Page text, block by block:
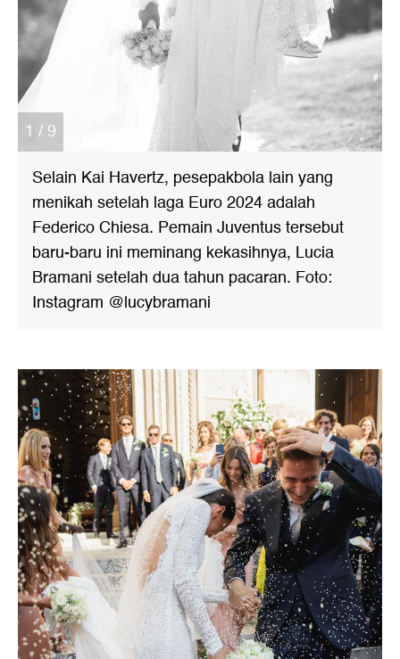
1 / 9
Selain Kai Havertz, pesepakbola lain yang
menikah setelah laga Euro 2024 adalah
Federico Chiesa. Pemain Juventus tersebut
baru-baru ini meminang kekasihnya, Lucia
Bramani setelah dua tahun pacaran. Foto:
Instagram @lucybramani